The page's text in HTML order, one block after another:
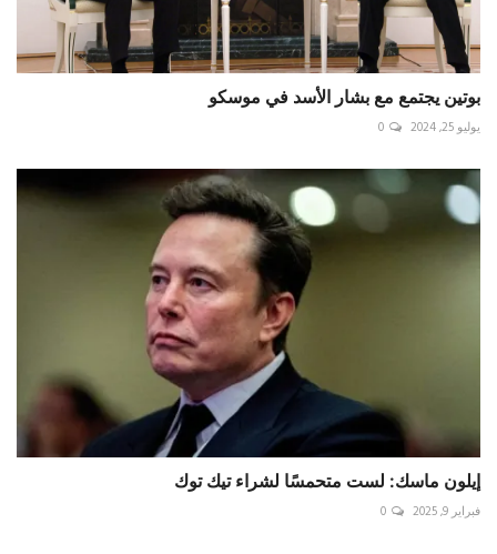
بوتين يجتمع مع بشار الأسد في موسكو
يوليو 25, 2024 0
إيلون ماسك: لست متحمسًا لشراء تيك توك
فبراير 9, 2025 0